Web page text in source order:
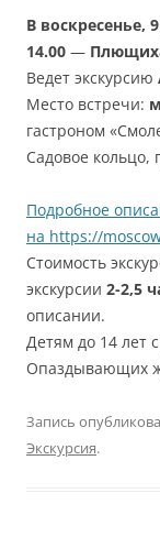
В воскресенье,
14.00 —
Ведет экскурсию
Место встречи:
гастроном
Садовое кольцо,
Подробное
на https://
Стоимость
экскурсии 2-2,5
описании.
Детям до 14 лет
Опаздывающих
Запись
Экскурсия.